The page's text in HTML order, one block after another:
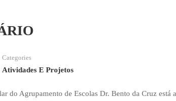
Categories
Atividades E Projetos
do Agrupamento de Escolas Dr. Bento da Cruz